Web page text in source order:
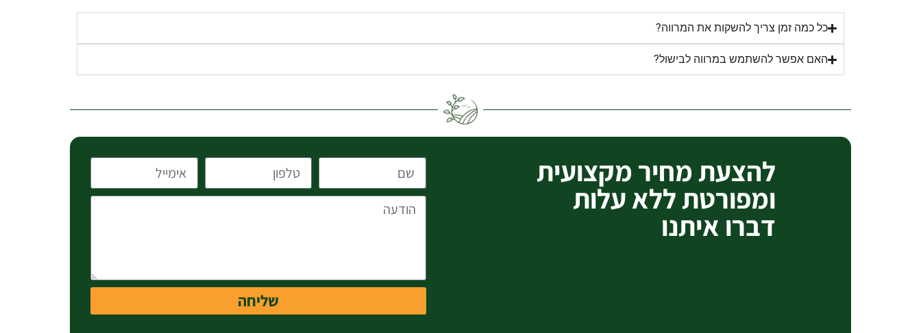
כל כמה זמן צריך להשקות את המרווה?
האם אפשר להשתמש במרווה לבישול?
להצעת מחיר מקצועית
ומפורטת ללא עלות
דברו איתנו
שליחה